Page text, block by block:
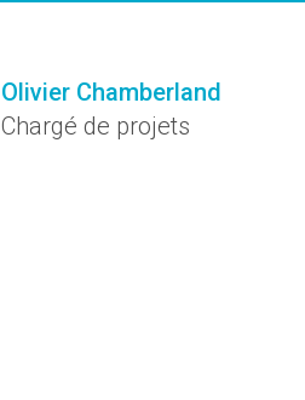
Olivier Chamberland
Chargé de projets